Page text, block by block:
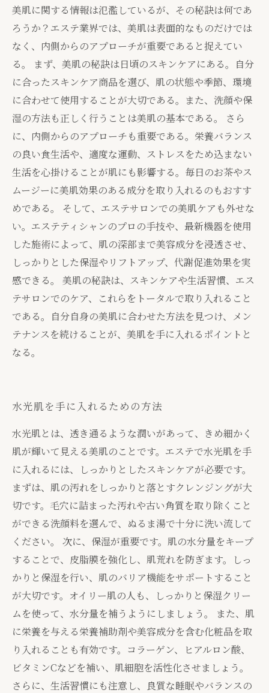
美肌に関する情報は氾濫しているが、その秘訣は何であ
ろうか？エステ業界では、美肌は表面的なものだけでは
なく、内側からのアプローチが重要であると捉えてい
る。 まず、美肌の秘訣は日頃のスキンケアにある。自分
に合ったスキンケア商品を選び、肌の状態や季節、環境
に合わせて使用することが大切である。また、洗顔や保
湿の方法も正しく行うことは美肌の基本である。 さら
に、内側からのアプローチも重要である。栄養バランス
の良い食生活や、適度な運動、ストレスをため込まない
生活を心掛けることが肌にも影響する。毎日のお茶やス
ムージーに美肌効果のある成分を取り入れるのもおすす
めである。 そして、エステサロンでの美肌ケアも外せな
い。エステティシャンのプロの手技や、最新機器を使用
した施術によって、肌の深部まで美容成分を浸透させ、
しっかりとした保湿やリフトアップ、代謝促進効果を実
感できる。 美肌の秘訣は、スキンケアや生活習慣、エス
テサロンでのケア、これらをトータルで取り入れること
である。自分自身の美肌に合わせた方法を見つけ、メン
テナンスを続けることが、美肌を手に入れるポイントと
なる。
水光肌を手に入れるための方法
水光肌とは、透き通るような潤いがあって、きめ細かく
肌が輝いて見える美肌のことです。エステで水光肌を手
に入れるには、しっかりとしたスキンケアが必要です。
まずは、肌の汚れをしっかりと落とすクレンジングが大
切です。毛穴に詰まった汚れや古い角質を取り除くこと
ができる洗顔料を選んで、ぬるま湯で十分に洗い流して
ください。 次に、保湿が重要です。肌の水分量をキープ
することで、皮脂膜を強化し、肌荒れを防ぎます。しっ
かりと保湿を行い、肌のバリア機能をサポートすること
が大切です。オイリー肌の人も、しっかりと保湿クリー
ムを使って、水分量を補うようにしましょう。 また、肌
に栄養を与える栄養補助剤や美容成分を含む化粧品を取
り入れることも有効です。コラーゲン、ヒアルロン酸、
ビタミンCなどを補い、肌細胞を活性化させましょう。
さらに、生活習慣にも注意し、良質な睡眠やバランスの